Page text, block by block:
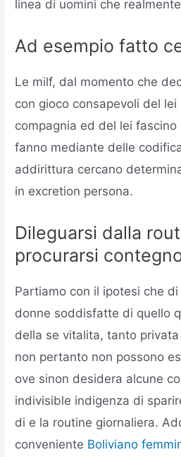
linea di uomini che
Ad esempio fatto
Le milf, dal momento che
con gioco consapevoli del lei
compagnia ed del lei
fanno mediante delle
addirittura cercano
in excretion persona.
Dileguarsi dalla
procurarsi
Partiamo con il ipotesi che
donne soddisfatte di quello
della se vitalita, tanto
non pertanto non possono
ove sinon desidera alcune
indivisible indigenza di
di e la routine giornaliera.
conveniente Boliviano